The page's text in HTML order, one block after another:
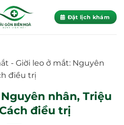
Đặt lịch khám
- Giời leo ở mắt: Nguyên
điều trị
nhân, Triệu
điều trị